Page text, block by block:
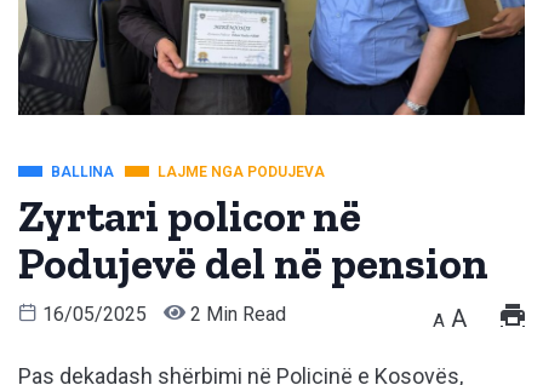
BALLINA LAJME NGA PODUJEVA
Zyrtari policor në
Podujevë del në pension
16/05/2025 2 Min Read A A
Pas dekadash shërbimi në Policinë e Kosovës,